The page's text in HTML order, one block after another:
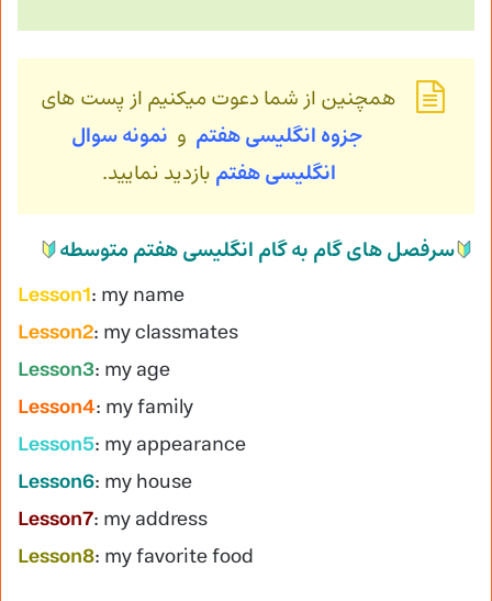
همچنین از شما دعوت میکنیم از پست های
جزوه انگلیسی هفتم و نمونه سوال
انگلیسیهفتم بازدید نمایید.
سرفصل های گام به گام انگلیسی هفتم متوسطه
Lesson1: my name
Lesson2: my classmates
Lesson3: my age
Lesson4: my family
Lesson5: my appearance
Lesson6: my house
Lesson7: my address
Lesson8: my favorite food